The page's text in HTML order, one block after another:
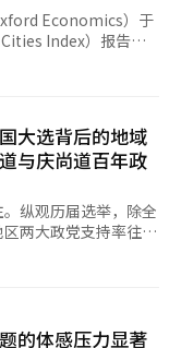
众陷入“政治疲劳”，
题，展现其“准备就
象的同时，集中对李
贴上“祸乱势
。 各候选人
视辩论中，李俊锡重
辱女性的争议。李俊
随后表示：“教子无方
将通过党内法律手段
”，但国民力量党仍
计划在剩下的竞选期
Economics）于
Index）报告显
15位，较去年（第
可持续性和城市治理
合量化分析。在全球
前三甲，展现出一线
业市场指标）位列全
的产业基础和完备的
老龄化等结构性挑
及大型企业，在该
）、治理能力（第
大选背后的地域
与庆尚道百年政
纵观历届选举，除全
两大政党支持率往往
韩国社会深层次的结
人”派系的大本营，
的体感压力显著